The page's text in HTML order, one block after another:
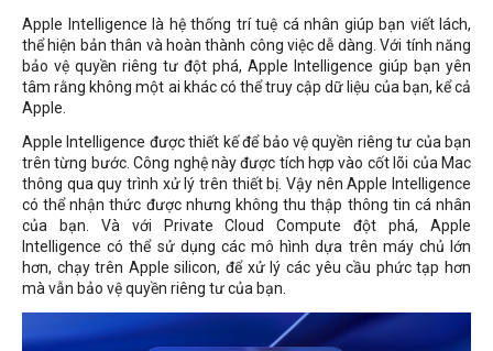
Apple Intelligence là hệ thống trí tuệ cá nhân giúp bạn viết lách,
thể hiện bản thân và hoàn thành công việc dễ dàng. Với tính năng
bảo vệ quyền riêng tư đột phá, Apple Intelligence giúp bạn yên
tâm rằng không một ai khác có thể truy cập dữ liệu của bạn, kể cả
Apple.
Apple Intelligence được thiết kế để bảo vệ quyền riêng tư của bạn
trên từng bước. Công nghệ này được tích hợp vào cốt lõi của Mac
thông qua quy trình xử lý trên thiết bị. Vậy nên Apple Intelligence
có thể nhận thức được nhưng không thu thập thông tin cá nhân
của bạn. Và với Private Cloud Compute đột phá, Apple
Intelligence có thể sử dụng các mô hình dựa trên máy chủ lớn
hơn, chạy trên Apple silicon, để xử lý các yêu cầu phức tạp hơn
mà vẫn bảo vệ quyền riêng tư của bạn.